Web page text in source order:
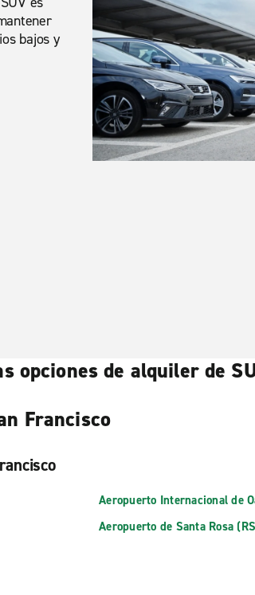
bajos y
opciones de alquiler de
Francisco
Aeropuerto Internacional de
Aeropuerto de Santa Rosa